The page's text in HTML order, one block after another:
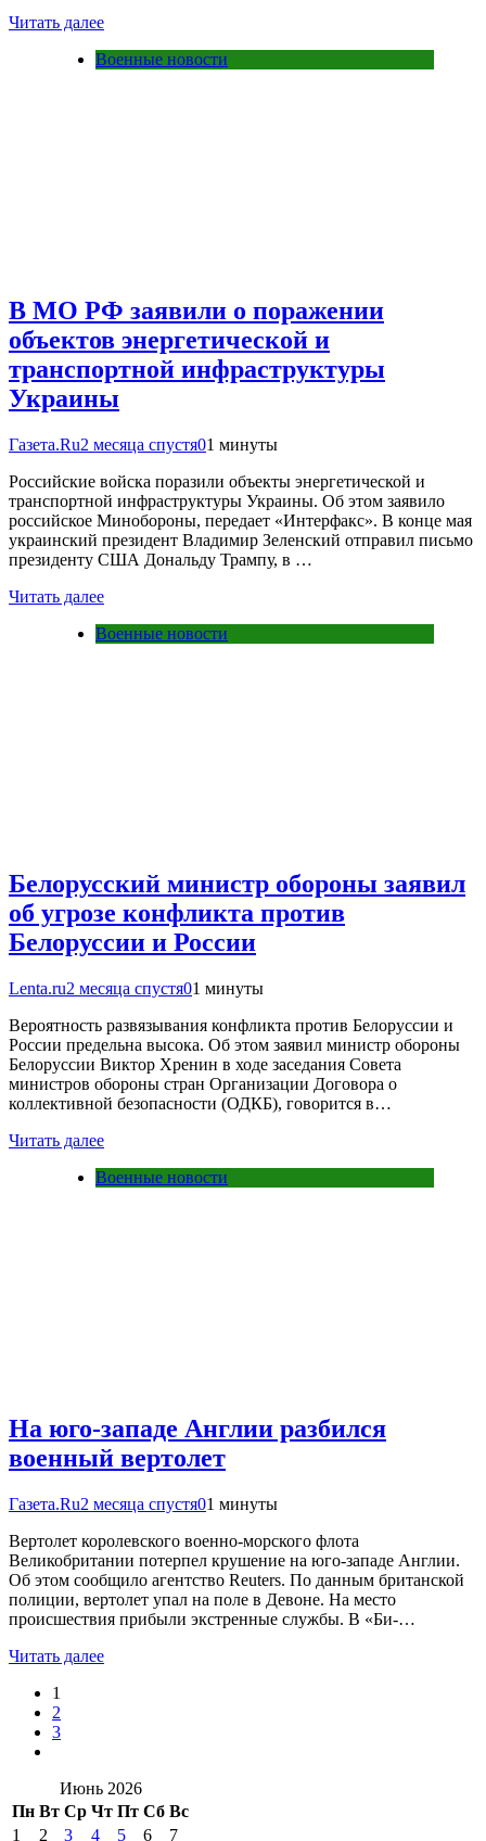
Читать далее
Военные новости
В МО РФ заявили о поражении
объектов энергетической и
транспортной инфраструктуры
Украины
Газета.Ru2 месяца спустя01 минуты
Российские войска поразили объекты энергетической и
транспортной инфраструктуры Украины. Об этом заявило
российское Минобороны, передает «Интерфакс». В конце мая
украинский президент Владимир Зеленский отправил письмо
президенту США Дональду Трампу, в …
Читать далее
Военные новости
Белорусский министр обороны заявил
об угрозе конфликта против
Белоруссии и России
Lenta.ru2 месяца спустя01 минуты
Вероятность развязывания конфликта против Белоруссии и
России предельна высока. Об этом заявил министр обороны
Белоруссии Виктор Хренин в ходе заседания Совета
министров обороны стран Организации Договора о
коллективной безопасности (ОДКБ), говорится в…
Читать далее
Военные новости
На юго-западе Англии разбился
военный вертолет
Газета.Ru2 месяца спустя01 минуты
Вертолет королевского военно-морского флота
Великобритании потерпел крушение на юго-западе Англии.
Об этом сообщило агентство Reuters. По данным британской
полиции, вертолет упал на поле в Девоне. На место
происшествия прибыли экстренные службы. В «Би-…
Читать далее
1
2
3
Июнь 2026
Пн Вт Ср Чт Пт Сб Вс
1
2 3 4 5 6 7